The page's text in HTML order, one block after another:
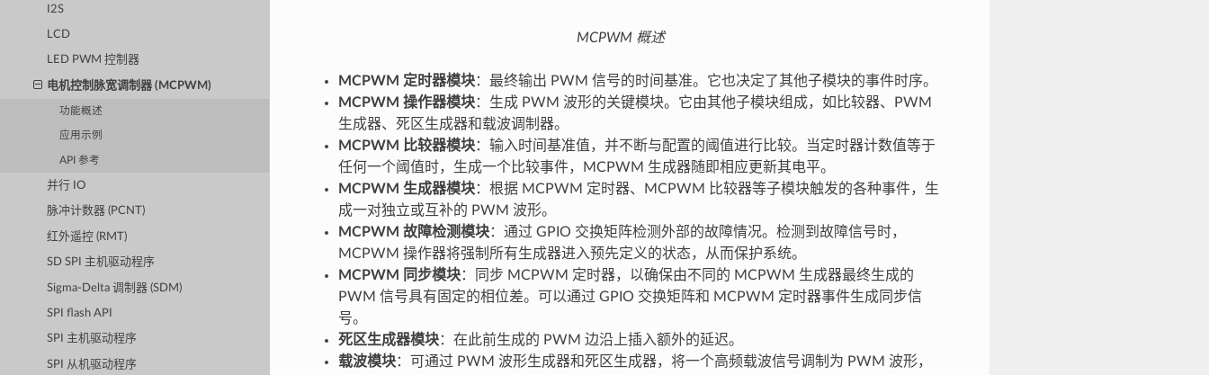
I2S
LCD
LED PWM 控制器
电机控制脉宽调制器 (MCPWM)
功能概述
应用示例
API 参考
并行 IO
脉冲计数器 (PCNT)
红外遥控 (RMT)
SD SPI 主机驱动程序
Sigma-Delta 调制器 (SDM)
SPI flash API
SPI 主机驱动程序
SPI 从机驱动程序
MCPWM 概述
MCPWM 定时器模块：最终输出 PWM 信号的时间基准。它也决定了其他子模块的事件时序。
MCPWM 操作器模块：生成 PWM 波形的关键模块。它由其他子模块组成，如比较器、PWM
生成器、死区生成器和载波调制器。
MCPWM 比较器模块：输入时间基准值，并不断与配置的阈值进行比较。当定时器计数值等于
任何一个阈值时，生成一个比较事件，MCPWM 生成器随即相应更新其电平。
MCPWM 生成器模块：根据 MCPWM 定时器、MCPWM 比较器等子模块触发的各种事件，生
成一对独立或互补的 PWM 波形。
MCPWM 故障检测模块：通过 GPIO 交换矩阵检测外部的故障情况。检测到故障信号时，
MCPWM 操作器将强制所有生成器进入预先定义的状态，从而保护系统。
MCPWM 同步模块：同步 MCPWM 定时器，以确保由不同的 MCPWM 生成器最终生成的
PWM 信号具有固定的相位差。可以通过 GPIO 交换矩阵和 MCPWM 定时器事件生成同步信
号。
死区生成器模块：在此前生成的 PWM 边沿上插入额外的延迟。
载波模块：可通过 PWM 波形生成器和死区生成器，将一个高频载波信号调制为 PWM 波形，